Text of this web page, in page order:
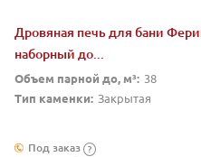
Дровяная печь для бани
наборный до...
Объем парной до, м³: 38
Тип каменки: Закрытая
Под заказ ?